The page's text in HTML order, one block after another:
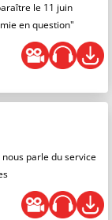
le 11 juin
en question"
parle du service